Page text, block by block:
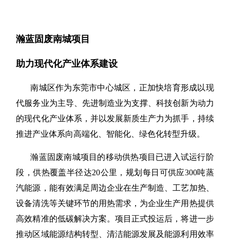
瀚蓝固废南城项目
助力现代化产业体系建设
南城区作为东莞市中心城区，正加快培育形成以现
代服务业为主导、先进制造业为支撑、科技创新为动力
的现代化产业体系，并以发展新质生产力为抓手，持续
推进产业体系向高端化、智能化、绿色化转型升级。
瀚蓝固废南城项目的移动供热项目已进入试运行阶
段，供热覆盖半径达20公里，规划每日可供应300吨蒸
汽能源，能有效满足周边企业在生产制造、工艺加热、
设备清洗等关键环节的用热需求，为企业生产用热提供
高效精准的低碳解决方案。项目正式投运后，将进一步
推动区域能源结构转型、清洁能源发展及能源利用效率